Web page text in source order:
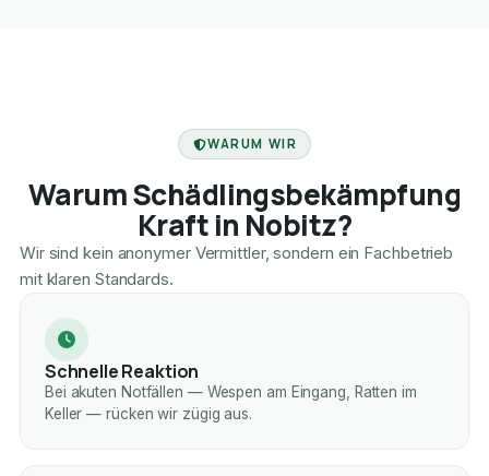
WARUM WIR
Warum Schädlingsbekämpfung
Kraft in Nobitz?
Wir sind kein anonymer Vermittler, sondern ein Fachbetrieb
mit klaren Standards.
Schnelle Reaktion
Bei akuten Notfällen — Wespen am Eingang, Ratten im
Keller — rücken wir zügig aus.